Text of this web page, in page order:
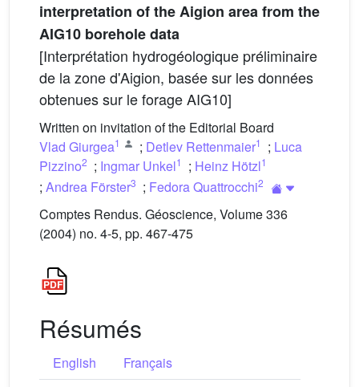
interpretation of the Aigion area from the
AIG10 borehole data
[Interprétation hydrogéologique préliminaire
de la zone d'Aigion, basée sur les données
obtenues sur le forage AIG10]
Written on invitation of the Editorial Board
Vlad Giurgea1 ; Detlev Rettenmaier1 ; Luca
Pizzino2 ; Ingmar Unkel1 ; Heinz Hötzl1
; Andrea Förster3 ; Fedora Quattrocchi2
Comptes Rendus. Géoscience, Volume 336
(2004) no. 4-5, pp. 467-475
Résumés
English
Français